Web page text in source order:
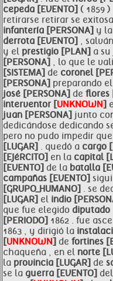
cepeda [EVENTO] ( 1859 )
retirarse retirar se
infantería [PERSONA] y la
derrota [EVENTO] ,
y el prestigio [PLAN] a su
[PERSONA] , lo que le
[SISTEMA] de coronel
[PERSONA] preparando el
josé [PERSONA] de flores
interventor [UNKNOWN]
juan [PERSONA] junto
dedicándose dedicando
pero no pudo impedir
[LUGAR] . quedó a cargo [
[EJéRCITO] en la capital
[EVENTO] de la batalla
campañas [EVENTO]
[GRUPO_HUMANO] . se
[LUGAR] el indio
que fue elegido diputado
[PERIODO] 1862 . fue
1863 , y dirigió la
[UNKNOWN] de fortines
chaqueña , en el norte
la provincia [LUGAR] de
se la guerra [EVENTO] del